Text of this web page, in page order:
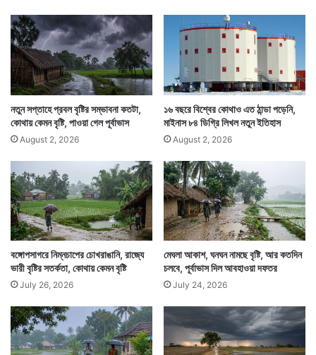
বিশ্ব উষ্ণায়নে মানুষের হাত রয়েছে একথা আগেই জানিয়েছেন
বিজ্ঞানীরা। যেভাবে নিরন্তর গ্রিন হাউস গ্যাস নির্গমন চলছে তাতে
মেরু অঞ্চলের বরফ গলতে বাধ্য বলেই মনে করছেন তাঁরা।
নি
নতুন সপ্তাহে প্রবল বৃষ্টির সম্ভাবনা কতটা,
কোথায় কেমন বৃষ্টি, পাওয়া গেল পূর্বাভাস
August 2, 2026
১৬ বছরে বিশ্বের কোথাও এত ঠান্ডা পড়েনি,
মাইনাস ৮৪ ডিগ্রি লিখল নতুন ইতিহাস
August 2, 2026
বঙ্গোপসাগরে নিম্নচাপের চোখরাঙানি, রাজ্যে
ভারী বৃষ্টির সতর্কতা, কোথায় কেমন বৃষ্টি
July 26, 2026
মেঘলা আকাশ, ঘনঘন নামছে বৃষ্টি, আর কতদিন
চলবে, পূর্বাভাস দিল আবহাওয়া দফতর
July 24, 2026